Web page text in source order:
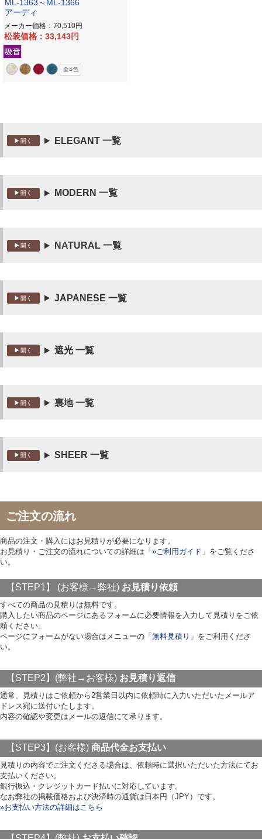
ML-1363～ML-1366
アーディ
メーカー価格：70,510
松装価格：33,143
全4色
ELEGANT 一覧
MODERN 一覧
NATURAL 一覧
JAPANESE 一覧
遮光 一覧
裏地 一覧
SHEER 一覧
ご注文の流れ
商品の注文・購入にはお見積りが必要になります。
お見積り・ご注文の流れについての詳細は「 »ご利用ガイド 」をご覧くださ
い。
【STEP1】 (お客様→弊社) お見積り依頼
すべての商品の見積りは無料です。
購入したい商品のページにあるフォームに必要情報を入力して見積りをご依
頼ください。
ページにフォームがない場合はメニューの「 無料見積り 」をご利用くださ
い。
【STEP2】(弊社→お客様) お見積り返信
通常、見積りはご依頼から2営業日以内に依頼時に入力いただいたメールア
ドレス宛に送付いたします。
内容の確認や変更はメールの返信にて承ります。
【STEP3】(お客様) 商品代金お支払い
見積りの内容でご注文くださる場合は、依頼時に選択いただいた方法にてお
支払いください。
銀行振込・クレジットカード払いに対応しています。
なお弊社の掲載価格および決済時の通貨は日本円（JPY）です。
»お支払い方法の詳細はこちら